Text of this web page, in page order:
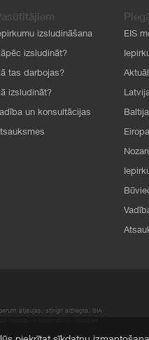
izsludināšana
izsludināt?
tas darbojas?
izsludināt?
un konsultācijas
EIS
atļaujas, stingri aizliegta. SIA